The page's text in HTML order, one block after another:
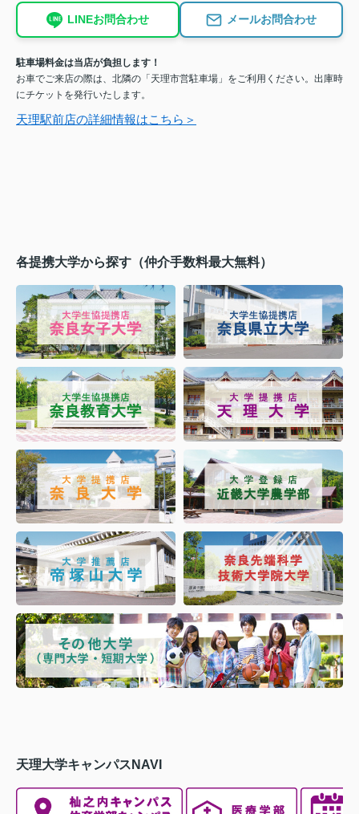
LINEお問合わせ メールお問合わせ
駐車場料金は当店が負担します！
お車でご来店の際は、北隣の「天理市営駐車場」をご利用ください。出庫時
にチケットを発行いたします。
天理駅前店の詳細情報はこちら＞
各提携大学から探す（仲介手数料最大無料）
天理大学キャンパスNAVI